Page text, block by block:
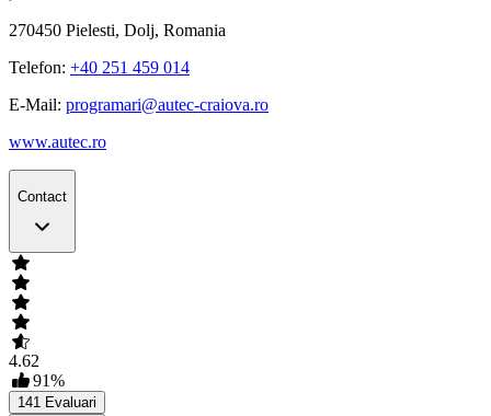
270450 Pielesti, Dolj, Romania
Telefon: +40 251 459 014
E-Mail: programari@autec-craiova.ro
www.autec.ro
Contact
4.62
91%
141 Evaluari